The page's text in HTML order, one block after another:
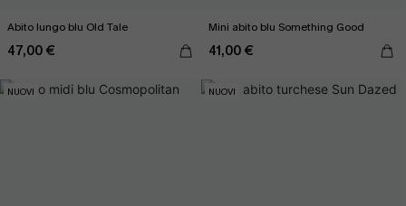
Abito lungo blu Old Tale
47,00 €
Mini abito blu Something Good
41,00 €
NUOVI NUOVI